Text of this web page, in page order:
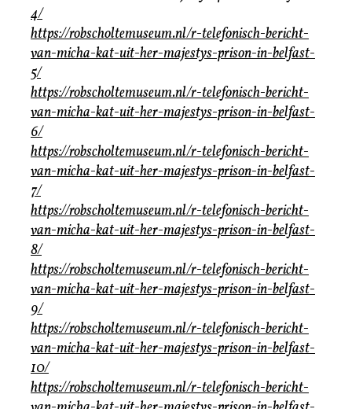
4/
https://robscholtemuseum.nl/r-telefonisch-bericht-
van-micha-kat-uit-her-majestys-prison-in-belfast-
5/
https://robscholtemuseum.nl/r-telefonisch-bericht-
van-micha-kat-uit-her-majestys-prison-in-belfast-
6/
https://robscholtemuseum.nl/r-telefonisch-bericht-
van-micha-kat-uit-her-majestys-prison-in-belfast-
7/
https://robscholtemuseum.nl/r-telefonisch-bericht-
van-micha-kat-uit-her-majestys-prison-in-belfast-
8/
https://robscholtemuseum.nl/r-telefonisch-bericht-
van-micha-kat-uit-her-majestys-prison-in-belfast-
9/
https://robscholtemuseum.nl/r-telefonisch-bericht-
van-micha-kat-uit-her-majestys-prison-in-belfast-
10/
https://robscholtemuseum.nl/r-telefonisch-bericht-